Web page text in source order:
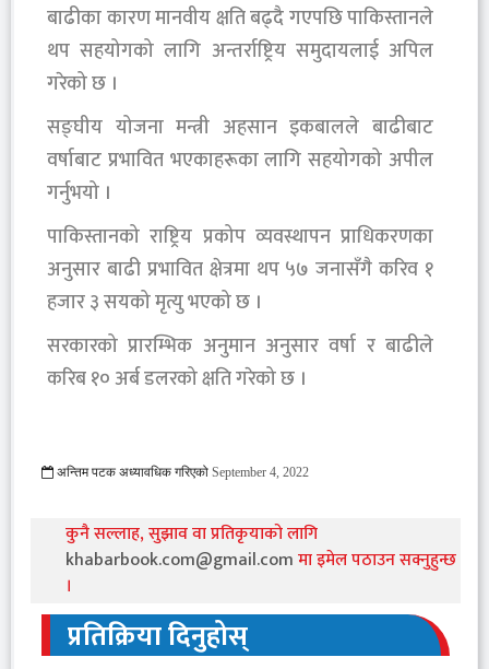
बाढीका कारण मानवीय क्षति बढ्दै गएपछि पाकिस्तानले
थप सहयोगको लागि अन्तर्राष्ट्रिय समुदायलाई अपिल
गरेको छ ।
सङ्घीय योजना मन्त्री अहसान इकबालले बाढीबाट
वर्षाबाट प्रभावित भएकाहरूका लागि सहयोगको अपील
गर्नुभयो ।
पाकिस्तानको राष्ट्रिय प्रकोप व्यवस्थापन प्राधिकरणका
अनुसार बाढी प्रभावित क्षेत्रमा थप ५७ जनासँगै करिव १
हजार ३ सयको मृत्यु भएको छ ।
सरकारको प्रारम्भिक अनुमान अनुसार वर्षा र बाढीले
करिब १० अर्ब डलरको क्षति गरेको छ ।
अन्तिम पटक अध्यावधिक गरिएको September 4, 2022
कुनै सल्लाह, सुझाव वा प्रतिकृयाको लागि
khabarbook.com@gmail.comमा इमेल पठाउन सक्नुहुन्छ
।
प्रतिक्रिया दिनुहोस्